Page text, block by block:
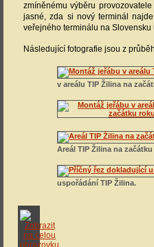
zmíněnému výběru
jasné, zda si nový terminál
veřejného terminálu na Slovensku
Následující fotografie jsou z
v areálu TIP Žilina na
Areál TIP Žilina na
uspořádání TIP Žilina.